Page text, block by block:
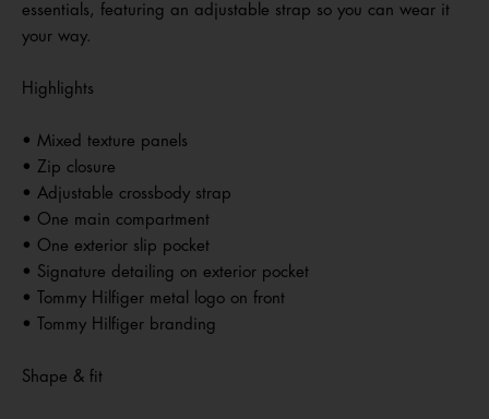
essentials, featuring an adjustable strap so you can wear it
your way.
Highlights
• Mixed texture panels
• Zip closure
• Adjustable crossbody strap
• One main compartment
• One exterior slip pocket
• Signature detailing on exterior pocket
• Tommy Hilfiger metal logo on front
• Tommy Hilfiger branding
Shape & fit